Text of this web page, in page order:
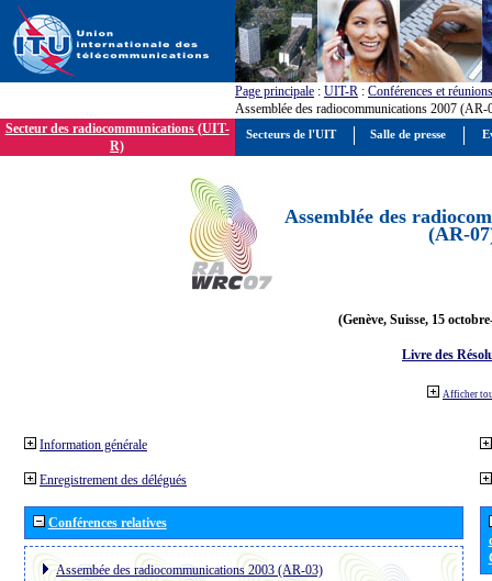
Page principale : UIT-R : Conférences et réunions
Assemblée des radiocommunications 2007 (AR-
Secteur des radiocommunications (UIT-
R)
Assemblée des
(AR-
(Genève, Suisse, 15
Livre des
Afficher
Information générale
Enregistrement des délégués
Conférences relatives
Assembée des radiocommunications 2003 (AR-03)
Secteurs de l'UIT Salle de presse